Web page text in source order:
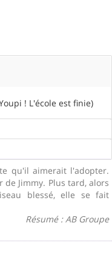
! L'école est finie)
qu'il aimerait l'adopter.
Jimmy. Plus tard, alors
blessé, elle se fait
Résumé : AB Groupe